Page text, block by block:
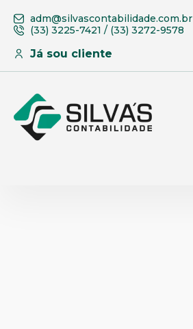
adm@silvascontabilidade.com.br
(33) 3225-7421 / (33) 3272-9578
Já sou cliente